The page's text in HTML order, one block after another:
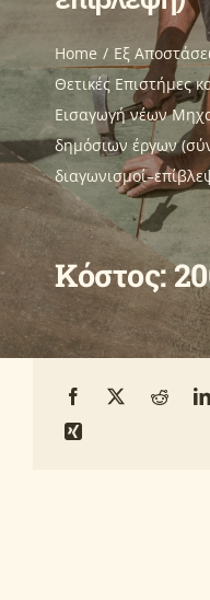
Υποβολή Πρότασης
Μητρώα
Οδηγοί
Ανακοινώσεις
Επικοινωνία
Home
Eξ
Θετικές Επιστήμες
Εισαγωγή νέων
δημόσιων έργων
Κόστος: